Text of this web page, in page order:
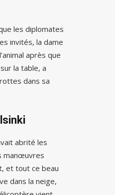
les diplomates
invités, la dame
après que
la table, a
dans sa
abrité les
manœuvres
et tout ce beau
dans la neige,